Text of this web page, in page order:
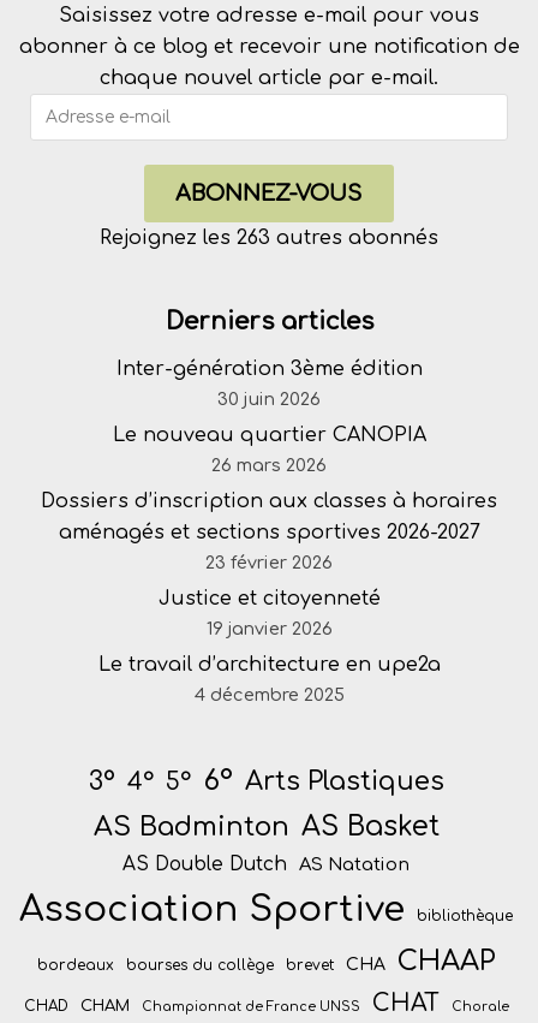
Saisissez votre adresse e-mail pour vous
abonner à ce blog et recevoir une notification de
chaque nouvel article par e-mail.
ABONNEZ-VOUS
Rejoignez les 263 autres abonnés
Derniers articles
Inter-génération 3ème édition
30 juin 2026
Le nouveau quartier CANOPIA
26 mars 2026
Dossiers d’inscription aux classes à horaires
aménagés et sections sportives 2026-2027
23 février 2026
Justice et citoyenneté
19 janvier 2026
Le travail d’architecture en upe2a
4 décembre 2025
3° 4° 5° 6° Arts Plastiques
AS Badminton AS Basket
AS Double Dutch AS Natation
Association Sportive bibliothèque
bordeaux bourses du collège brevet CHA CHAAP
CHAD CHAM Championnat de France UNSS CHAT Chorale